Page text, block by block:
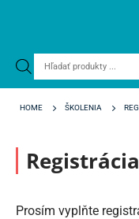
Products
HOME ŠKOLENIA
Prosím vyplňte